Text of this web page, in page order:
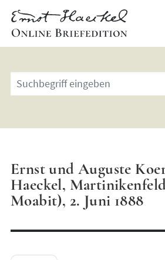
Geben
Sie
Suchbegriff
Ernst und Auguste
Haeckel,
Moabit), 2. Juni 1888